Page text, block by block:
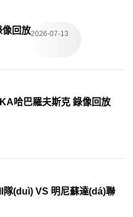
像回放2026-07-13
哈巴羅夫斯克 錄像回放
(duì) VS 明尼蘇達(dá)聯